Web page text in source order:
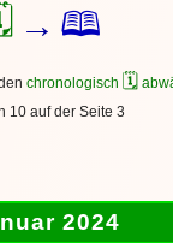
→ 🕮
chronologisch 🗓
10 auf der Seite 3
2024